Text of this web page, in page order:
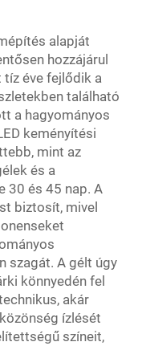
alapját
hozzájárul
tíz éve fejlődik a
található
a hagyományos
keményítési
mint az
és a
30 és 45 nap. A
biztosít, mivel
szagát. A gélt úgy
könnyedén fel
akár
ízlését
színeit,